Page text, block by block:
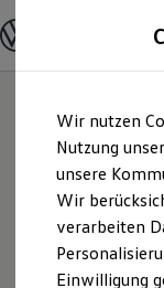
Hauptinhalt
springen
Footer
springen
Modelle und
Modelle
ENERGY
SUV und
Kombis
Wir nutzen
Nutzung
unsere
Wir
verarbeiten
Einwilligung